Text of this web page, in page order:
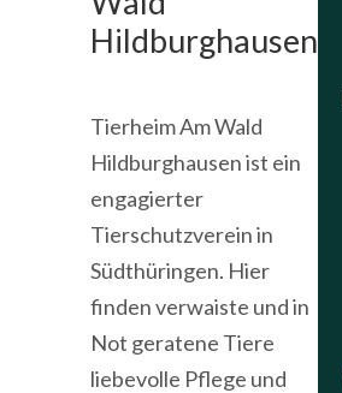
Hildburghausen
Tierheim Am Wald
Hildburghausen ist ein
engagierter
Tierschutzverein in
Südthüringen. Hier
finden verwaiste und in
Not geratene Tiere
liebevolle Pflege und